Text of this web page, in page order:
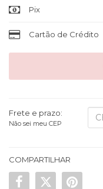
Pix
Cartão de Crédito
Frete e prazo:
Não sei meu CEP
COMPARTILHAR